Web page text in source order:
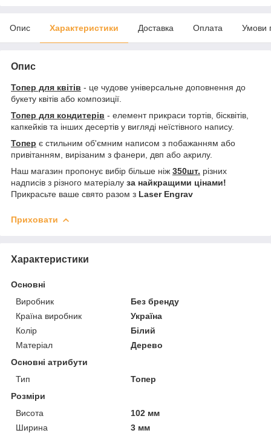
Опис Характеристики Доставка Оплата Умови
Опис
Топер для квітів - це чудове універсальне доповнення до
букету квітів або композиції.
Топер для кондитерів - елемент прикраси тортів, бісквітів,
капкейків та інших десертів у вигляді неїстівного напису.
Топер є стильним об'ємним написом з побажанням або
привітанням, вирізаним з фанери, двп або акрилу.
Наш магазин пропонує вибір більше ніж 350шт. різних
надписів з різного матеріалу за найкращими цінами!
Прикрасьте ваше свято разом з Laser Engrav
Приховати
Характеристики
Основні
Виробник
Без бренду
Країна виробник
Україна
Колір
Білий
Матеріал
Дерево
Основні атрибути
Тип
Топер
Розміри
Висота
102 мм
Ширина
3 мм